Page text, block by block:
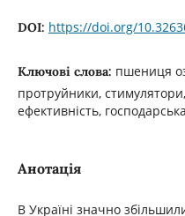
DOI: https://doi.org/
Ключові слова: пшениця
протруйники,
ефективність,
Анотація
В Україні значно